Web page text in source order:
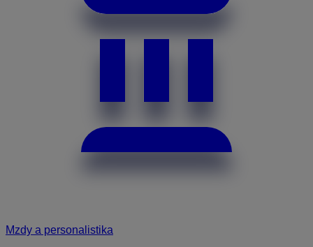
Mzdy a personalistika